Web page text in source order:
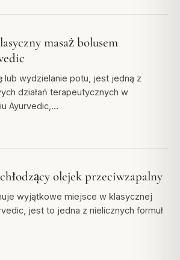
masaż bolusem
lub wydzielanie potu, jest jedną z
działań terapeutycznych w
Ayurvedic,…
olejek przeciwzapalny
wyjątkowe miejsce w klasycznej
jest to jedna z nielicznych formuł